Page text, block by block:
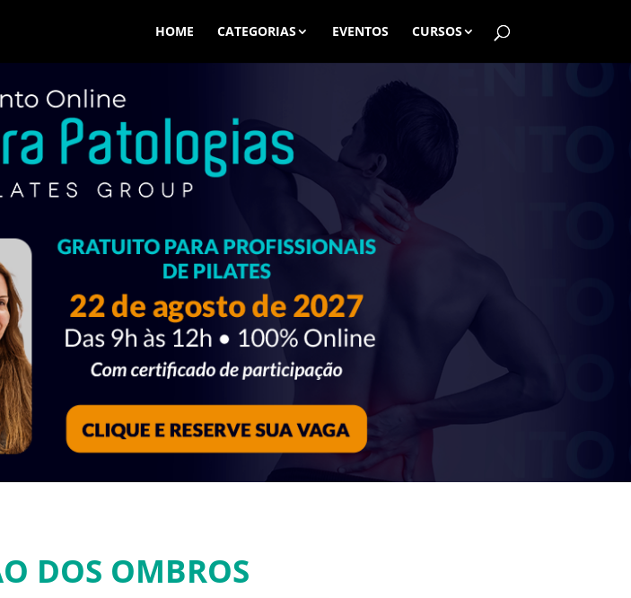
HOME CATEGORIAS EVENTOS CURSOS
DOS OMBROS